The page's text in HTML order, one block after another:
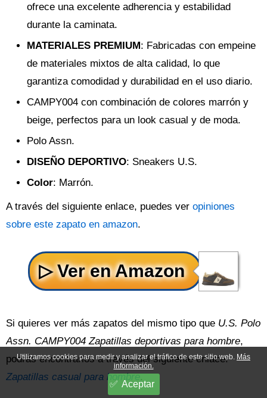
ofrece una excelente adherencia y estabilidad
durante la caminata.
MATERIALES PREMIUM: Fabricadas con empeine
de materiales mixtos de alta calidad, lo que
garantiza comodidad y durabilidad en el uso diario.
CAMPY004 con combinación de colores marrón y
beige, perfectos para un look casual y de moda.
Polo Assn.
DISEÑO DEPORTIVO: Sneakers U.S.
Color: Marrón.
A través del siguiente enlace, puedes ver opiniones
sobre este zapato en amazon.
Si quieres ver más zapatos del mismo tipo que U.S. Polo
Assn. CAMPY004 Zapatillas deportivas para hombre,
podrás encontrarlos a través del siguiente enlace:
Zapatillas casual para hombre.
Utilizamos cookies para medir y analizar el tráfico de este sitio web. Más
información.
Aceptar